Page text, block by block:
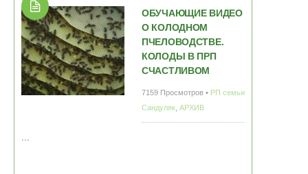
ОБУЧАЮЩИЕ ВИДЕО
О КОЛОДНОМ
ПЧЕЛОВОДСТВЕ.
КОЛОДЫ В ПРП
СЧАСТЛИВОМ
7159 Просмотров • РП семьи
Сандуляк АРХИВ
...